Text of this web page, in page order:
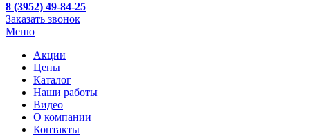
8 (3952) 49-84-25
Заказать звонок
Меню
Акции
Цены
Каталог
Наши работы
Видео
О компании
Контакты